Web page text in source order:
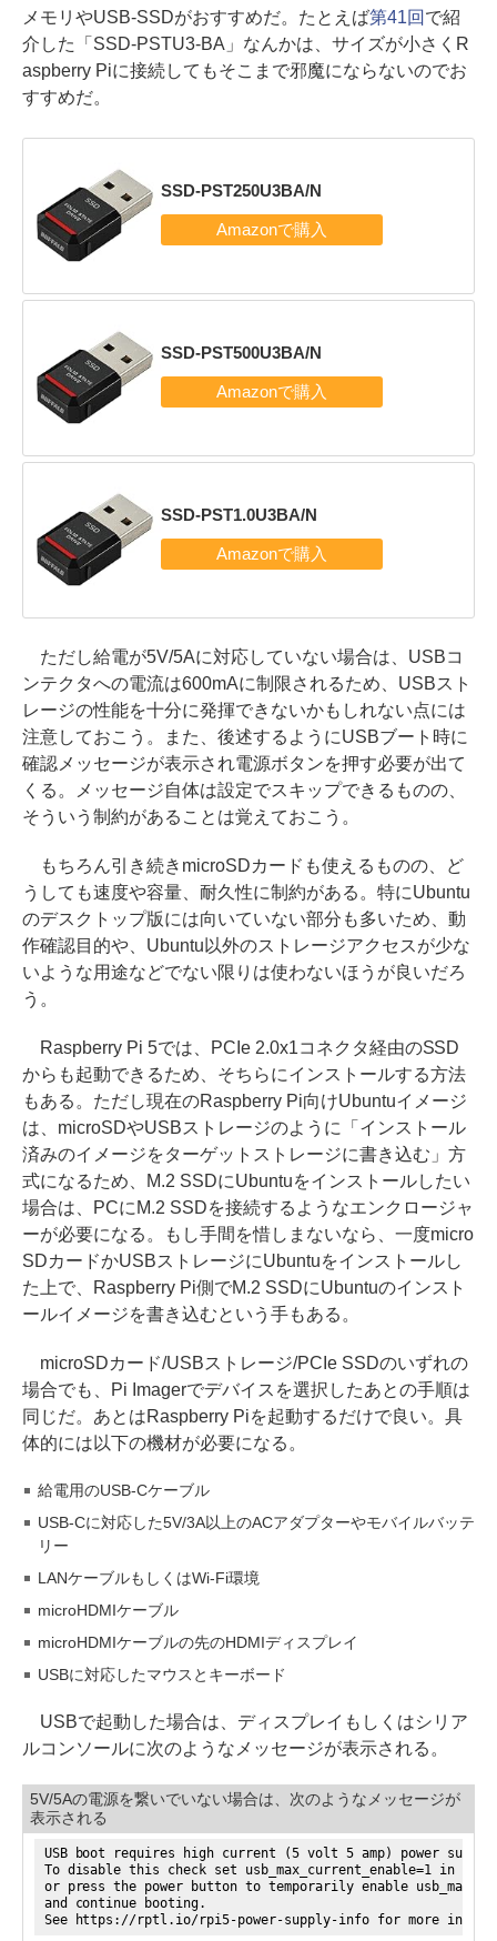
メモリやUSB-SSDがおすすめだ。たとえば第41回 で紹
介した「SSD-PSTU3-BA」なんかは、サイズが小さくR
aspberry Piに接続してもそこまで邪魔にならないのでお
すすめだ。
SSD-PST250U3BA/N
SSD-PST500U3BA/N
SSD-PST1.0U3BA/N
ただし給電が5V/5Aに対応していない場合は、USBコ
ンテクタへの電流は600mAに制限されるため、USBスト
レージの性能を十分に発揮できないかもしれない点には
注意しておこう。また、後述するようにUSBブート時に
確認メッセージが表示され電源ボタンを押す必要が出て
くる。メッセージ自体は設定でスキップできるものの、
そういう制約があることは覚えておこう。
もちろん引き続きmicroSDカードも使えるものの、ど
うしても速度や容量、耐久性に制約がある。特にUbuntu
のデスクトップ版には向いていない部分も多いため、動
作確認目的や、Ubuntu以外のストレージアクセスが少な
いような用途などでない限りは使わないほうが良いだろ
う。
Raspberry Pi 5では、PCIe 2.0x1コネクタ経由のSSD
からも起動できるため、そちらにインストールする方法
もある。ただし現在のRaspberry Pi向けUbuntuイメージ
は、microSDやUSBストレージのように「インストール
済みのイメージをターゲットストレージに書き込む」方
式になるため、M.2 SSDにUbuntuをインストールしたい
場合は、PCにM.2 SSDを接続するようなエンクロージャ
ーが必要になる。もし手間を惜しまないなら、一度micro
SDカードかUSBストレージにUbuntuをインストールし
た上で、Raspberry Pi側でM.2 SSDにUbuntuのインスト
ールイメージを書き込むという手もある。
microSDカード/USBストレージ/PCIe SSDのいずれの
場合でも、Pi Imagerでデバイスを選択したあとの手順は
同じだ。あとはRaspberry Piを起動するだけで良い。具
体的には以下の機材が必要になる。
給電用のUSB-Cケーブル
USB-Cに対応した5V/3A以上のACアダプターやモバイルバッテ
リー
LANケーブルもしくはWi-Fi環境
microHDMIケーブル
microHDMIケーブルの先のHDMIディスプレイ
USBに対応したマウスとキーボード
USBで起動した場合は、ディスプレイもしくはシリア
ルコンソールに次のようなメッセージが表示される。
5V/5Aの電源を繋いでいない場合は、次のようなメッセージが
表示される
USB boot requires high current (5 volt 5 amp) power
To disable this check set usb_max_current_enable=1 in
or press the power button to temporarily enable
and continue booting.
See https://rptl.io/rpi5-power-supply-info for more